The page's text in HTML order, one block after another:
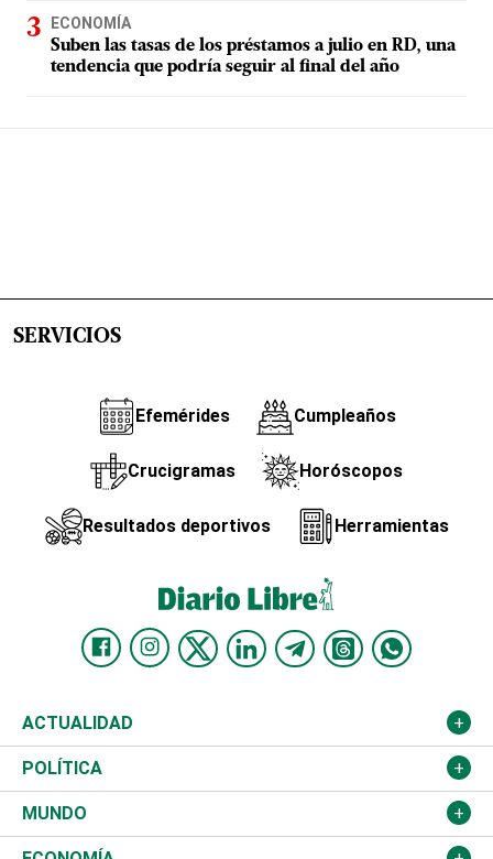
ECONOMÍA
Suben las tasas de los préstamos a julio en RD, una
tendencia que podría seguir al final del año
SERVICIOS
Efemérides Cumpleaños
Crucigramas Horóscopos
Resultados deportivos Herramientas
ACTUALIDAD
Nacional
Ciudad
POLÍTICA
Partidos
MUNDO